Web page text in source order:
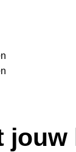
jouw